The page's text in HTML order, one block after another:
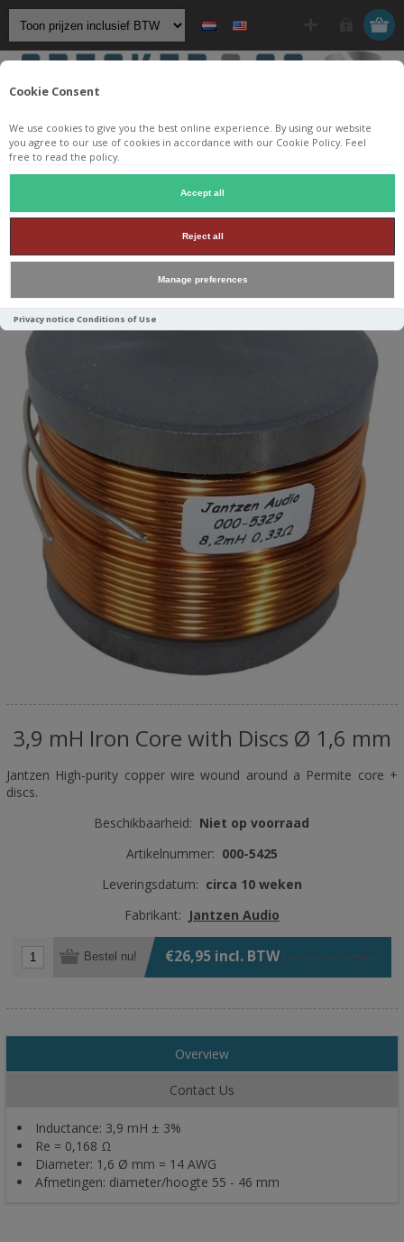
Cookie Consent
We use cookies to give you the best online experience. By using our website
you agree to our use of cookies in accordance with our Cookie Policy. Feel
free to read the policy.
Accept all
Reject all
Manage preferences
Privacy notice Conditions of Use
Componenten / Spoelen
Jantzen Audio Iron Core Coil + Discs /
3,9 mH Iron Core with Discs Ø 1,6 mm
3,9 mH Iron Core with Discs Ø 1,6 mm
Jantzen High-purity copper wire wound around a Permite core +
discs.
Beschikbaarheid: Niet op voorraad
Artikelnummer: 000-5425
Leveringsdatum: circa 10 weken
Fabrikant: Jantzen Audio
Bestel nu! €26,95 incl. BTW Exclusief verzenden
Overview
Contact Us
Inductance: 3,9 mH ± 3%
Re = 0,168 Ω
Diameter: 1,6 Ø mm = 14 AWG
Afmetingen: diameter/hoogte 55 - 46 mm